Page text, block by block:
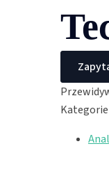
Kategorie